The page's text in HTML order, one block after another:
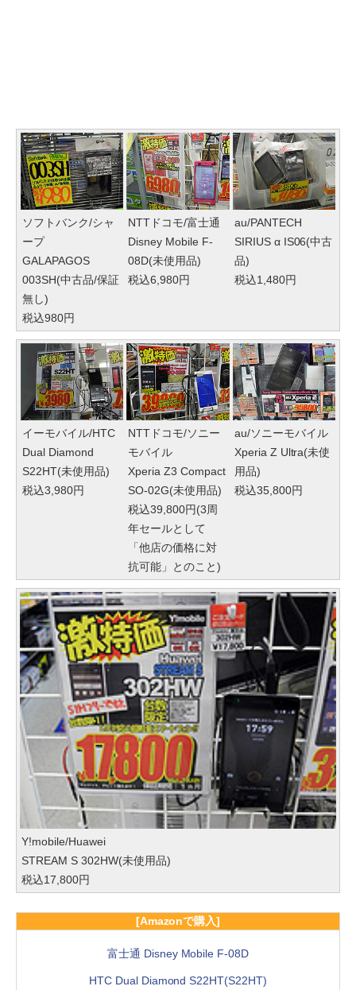
ソフトバンク/シャ
ープ
GALAPAGOS
003SH(中古品/保証
無し)
税込980円
NTTドコモ/富士通
Disney Mobile F-
08D(未使用品)
税込6,980円
au/PANTECH
SIRIUS α IS06(中古
品)
税込1,480円
イーモバイル/HTC
Dual Diamond
S22HT(未使用品)
税込3,980円
NTTドコモ/ソニー
モバイル
Xperia Z3 Compact
SO-02G(未使用品)
税込39,800円(3周
年セールとして
「他店の価格に対
抗可能」とのこと)
au/ソニーモバイル
Xperia Z Ultra(未使
用品)
税込35,800円
Y!mobile/Huawei
STREAM S 302HW(未使用品)
税込17,800円
[Amazonで購入]
富士通 Disney Mobile F-08D
HTC Dual Diamond S22HT(S22HT)